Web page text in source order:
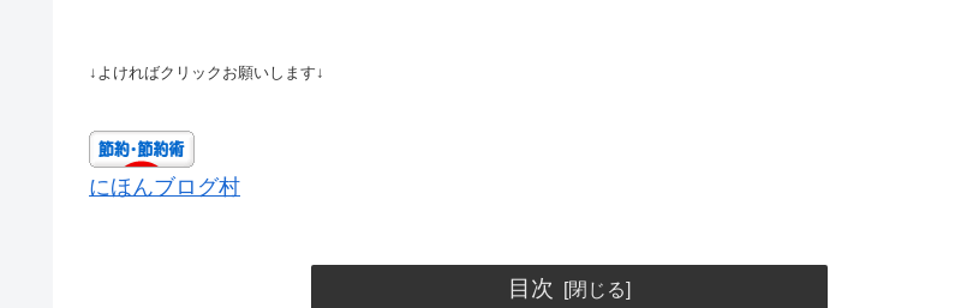
↓よければクリックお願いします↓
にほんブログ村
目次